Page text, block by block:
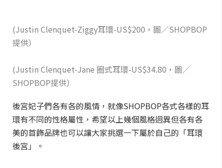
(Justin Clenquet-Ziggy耳環-US$200，圖／SHOPBOP
提供）
(Justin Clenquet-Jane 圈式耳環-US$34.80，圖／
SHOPBOP提供）
後宮妃子們各有各的風情，就像SHOPBOP各式各樣的耳
環有不同的性格屬性，希望以上幾個風格迥異但各有各
美的首飾品牌也可以讓大家挑選一下屬於自己的「耳環
後宮」。